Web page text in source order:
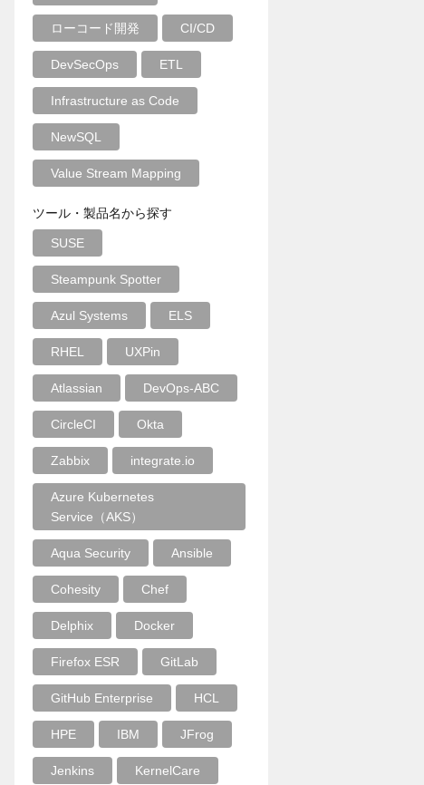
ローコード開発 CI/CD
DevSecOps ETL
Infrastructure as Code
NewSQL
Value Stream Mapping
ツール・製品名から探す
SUSE
Steampunk Spotter
Azul Systems ELS
RHEL UXPin
Atlassian DevOps-ABC
CircleCI Okta
Zabbix integrate.io
Azure Kubernetes
Service（AKS）
Aqua Security Ansible
Cohesity Chef
Delphix Docker
Firefox ESR GitLab
GitHub Enterprise HCL
HPE IBM JFrog
Jenkins KernelCare